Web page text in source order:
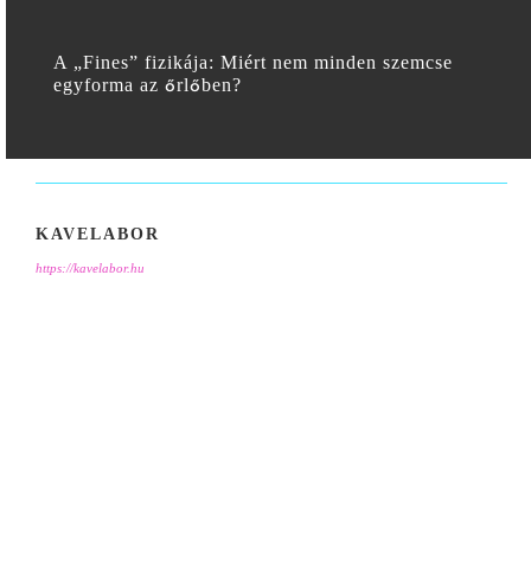
A „Fines” fizikája: Miért nem minden szemcse
egyforma az őrlőben?
KAVELABOR
https://kavelabor.hu